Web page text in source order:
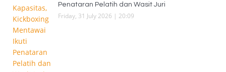
Penataran Pelatih dan Wasit Juri
Friday, 31 July 2026 | 20:09